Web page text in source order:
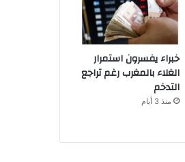
خبراء يفسرون استمرار
الغلاء بالمغرب رغم تراجع
التدخم
منذ 3 أيام